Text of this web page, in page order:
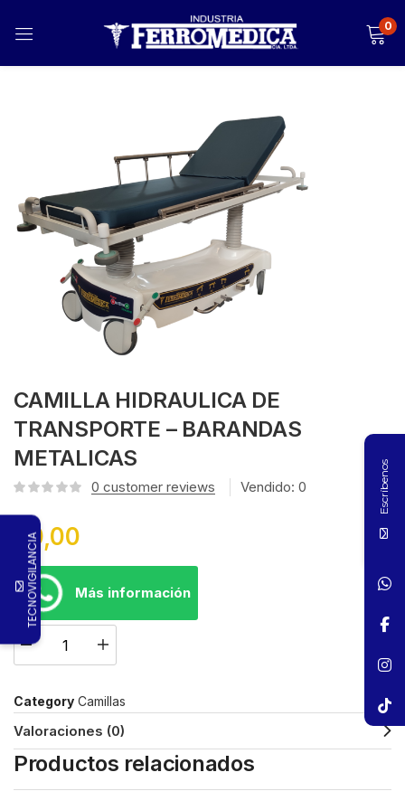
0
CAMILLA HIDRAULICA DE
TRANSPORTE – BARANDAS
METALICAS
0 customer reviews Vendido: 0
$0,00
Más información
Category Camillas
Valoraciones (0)
Productos relacionados
Escríbenos
TECNOVIGILANCIA